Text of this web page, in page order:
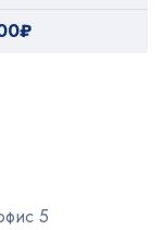
5